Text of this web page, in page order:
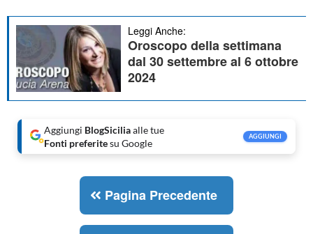
Leggi Anche:
Oroscopo della settimana
dal 30 settembre al 6 ottobre
2024
Aggiungi BlogSiciliaalle tue
Fonti preferitesu Google
AGGIUNGI
Pagina Precedente